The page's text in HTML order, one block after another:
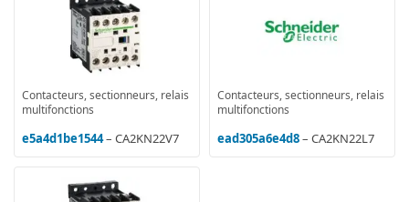
Contacteurs, sectionneurs, relais
multifonctions
e5a4d1be1544– CA2KN22V7
Contacteurs, sectionneurs, relais
multifonctions
ead305a6e4d8– CA2KN22L7